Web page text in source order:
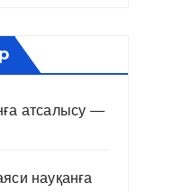
атсалысу —
науқанға